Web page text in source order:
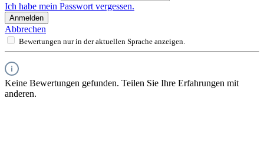
Ich habe mein Passwort vergessen.
Anmelden
Abbrechen
Bewertungen nur in der aktuellen Sprache anzeigen.
Keine Bewertungen gefunden. Teilen Sie Ihre Erfahrungen mit
anderen.